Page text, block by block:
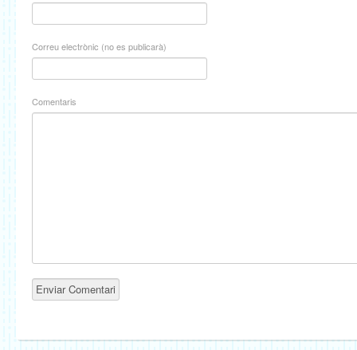
Correu electrònic (no es publicarà)
Comentaris